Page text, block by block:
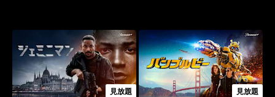
見放題 見放題